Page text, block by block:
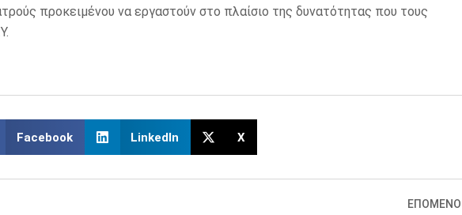
προκειμένου να εργαστούν στο πλαίσιο της δυνατότητας που τους
Facebook LinkedIn X
ΕΠΟΜΕΝΟ